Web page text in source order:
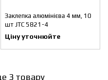
Заклепка алюмінієва 4 мм, 10
шт JTC 5821-4
Ціну уточнюйте
3 товару